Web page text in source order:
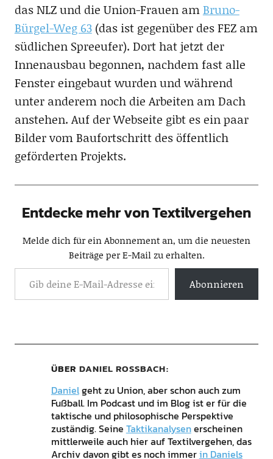
das NLZ und die Union-Frauen amBruno-
Bürgel-Weg 63(das ist gegenüber des FEZ am
südlichen Spreeufer). Dort hat jetzt der
Innenausbau begonnen, nachdem fast alle
Fenster eingebaut wurden und während
unter anderem noch die Arbeiten am Dach
anstehen. Auf der Webseite gibt es ein paar
Bilder vom Baufortschritt des öffentlich
geförderten Projekts.
Entdecke mehr von Textilvergehen
Melde dich für ein Abonnement an, um die neuesten
Beiträge per E-Mail zu erhalten.
Abonnieren
ÜBER DANIEL ROSSBACH
Danielgeht zu Union, aber schon auch zum
Fußball. Im Podcast und im Blog ist er für die
taktische und philosophische Perspektive
zuständig. Seine Taktikanalysenerscheinen
mittlerweile auch hier auf Textilvergehen, das
Archiv davon gibt es noch immerin Daniels